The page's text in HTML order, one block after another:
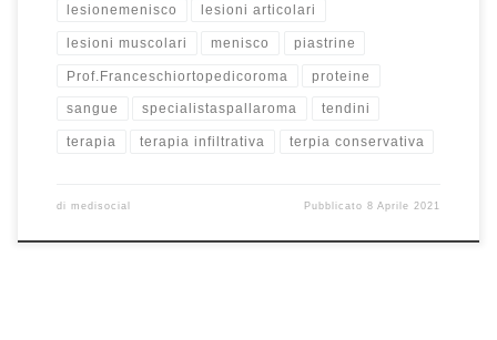
lesionemenisco lesioni articolari
lesioni muscolari menisco piastrine
Prof.Franceschiortopedicoroma proteine
sangue specialistaspallaroma tendini
terapia terapia infiltrativa terpia conservativa
di medisocial Pubblicato8 Aprile 2021